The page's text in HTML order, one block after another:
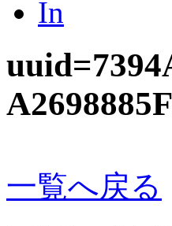
In
一覧へ戻る